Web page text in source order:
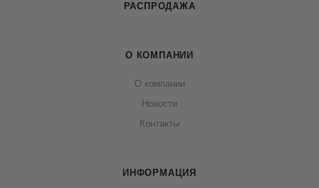
РАСПРОДАЖА
О КОМПАНИИ
О компании
Новости
Контакты
ИНФОРМАЦИЯ